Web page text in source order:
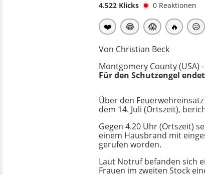
4.522 Klicks 0 Reaktionen
❤️ 😂 😱 🔥 😥
Von Christian Beck
Montgomery County (USA) -
Für den Schutzengel
Über den
dem 14. Juli (Ortszeit),
Gegen 4.20 Uhr (Ortszeit)
einem Hausbrand mit
gerufen worden.
Laut Notruf befanden sich
Frauen im zweiten Stock